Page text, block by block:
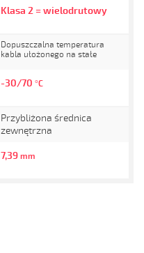
Klasa 2 = wielodrutowy
Dopuszczalna temperatura
kabla ułożonego na stałe
-30/70 °C
Przybliżona średnica
zewnętrzna
7,39 mm